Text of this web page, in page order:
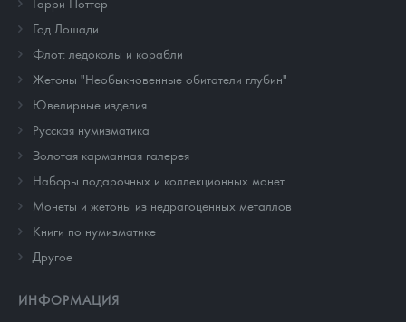
Год Лошади
Флот: ледоколы и корабли
Жетоны "Необыкновенные обитатели глубин"
Ювелирные изделия
Русская нумизматика
Золотая карманная галерея
Наборы подарочных и коллекционных монет
Монеты и жетоны из недрагоценных металлов
Книги по нумизматике
Другое
ИНФОРМАЦИЯ